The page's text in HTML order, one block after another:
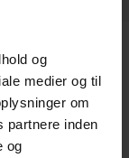
og
medier og til
om
partnere inden
og